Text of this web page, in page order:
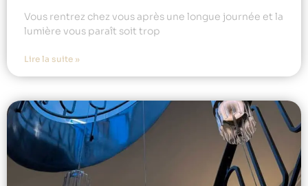
Vous rentrez chez vous après une longue journée et la
lumière vous paraît soit trop
Lire la suite »